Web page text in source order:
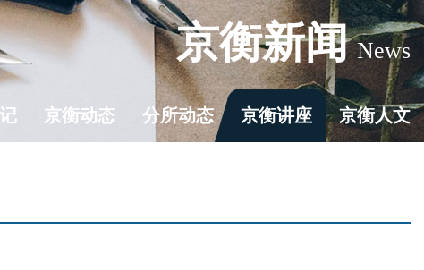
京衡新闻 News
京衡动态 分所动态 京衡讲座 京衡人文